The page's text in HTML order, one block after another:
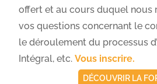
offert et au cours duquel nous
vos questions concernant le
le déroulement du processus
Intégral, etc.Vous inscrire.
DÉCOUVRIR LA